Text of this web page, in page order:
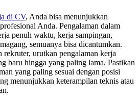
di CV, Anda bisa menunjukkan
Anda. Pengalaman dalam
penuh waktu, kerja sampingan,
semuanya bisa dicantumkan.
urutkan pengalaman kerja
baru hingga yang paling lama. Pastikan
yang paling sesuai dengan posisi
menunjukkan keterampilan teknis atau